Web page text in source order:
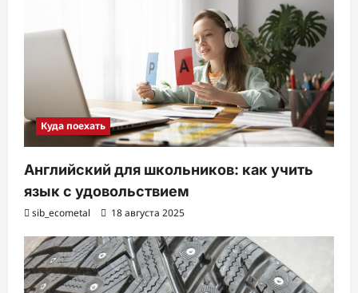
Куда поехать
Английский для школьников: как учить
язык с удовольствием
sib_ecometal 18 августа 2025